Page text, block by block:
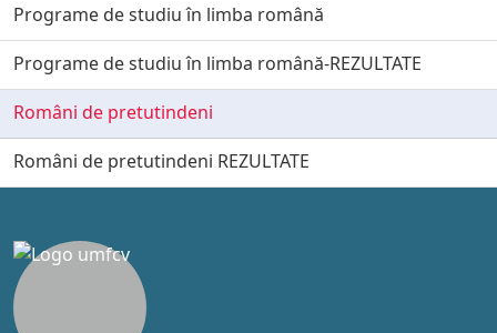
Programe de studiu în limba română
Programe de studiu în limba română-REZULTATE
Români de pretutindeni
Români de pretutindeni REZULTATE